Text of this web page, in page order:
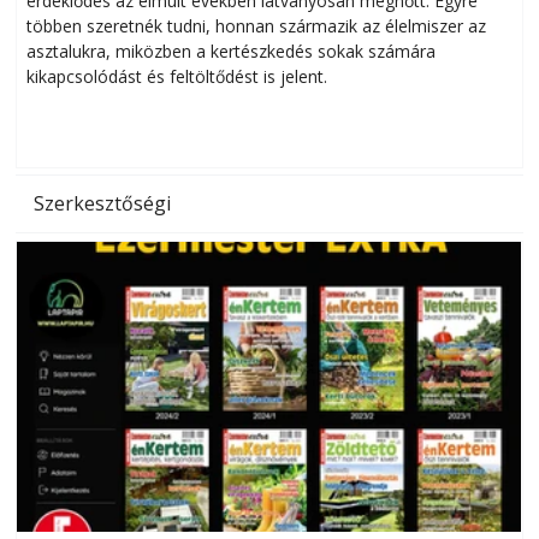
többen szeretnék tudni, honnan származik az élelmiszer az
asztalukra, miközben a kertészkedés sokak számára
kikapcsolódást és feltöltődést is jelent.
Szerkesztőségi